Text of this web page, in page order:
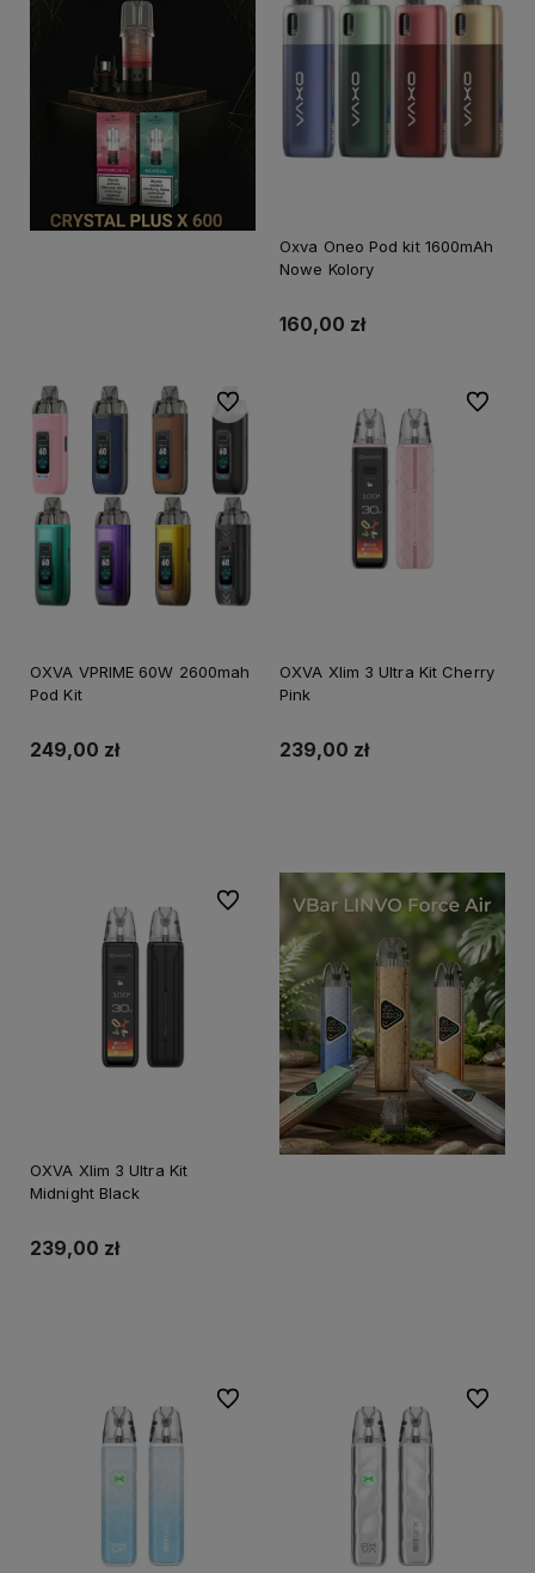
Oxva Oneo Pod kit 1600mAh
Nowe Kolory
160,00 zł
OXVA VPRIME 60W 2600mah
Pod Kit
249,00 zł
Do ulubionych
OXVA Xlim 3 Ultra Kit Cherry
Pink
239,00 zł
Do
OXVA Xlim 3 Ultra Kit
Midnight Black
239,00 zł
Do ulubionych
Do ulubionych Do